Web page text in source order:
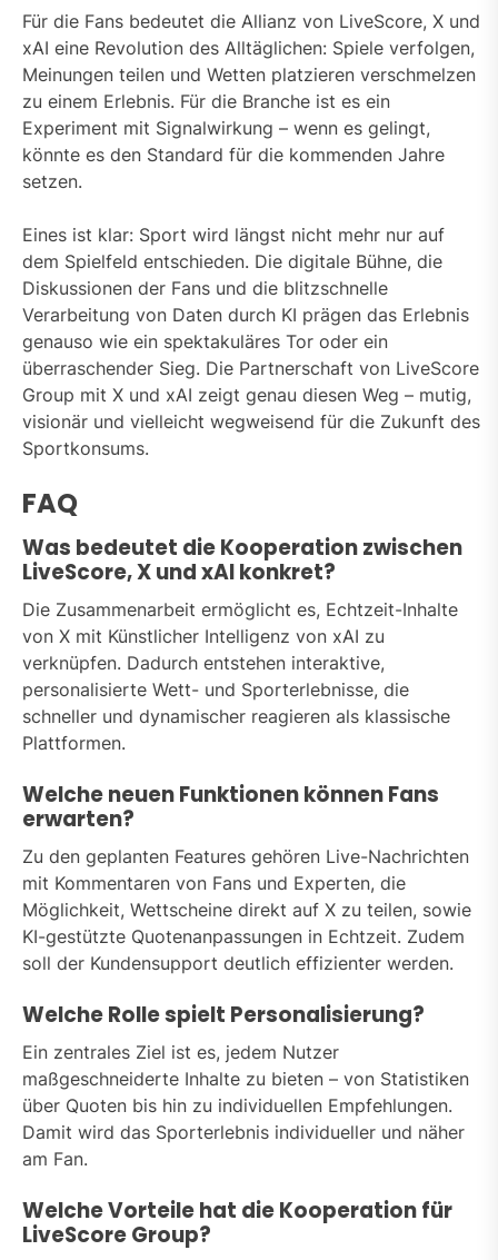
Für die Fans bedeutet die Allianz von LiveScore, X und
xAI eine Revolution des Alltäglichen: Spiele verfolgen,
Meinungen teilen und Wetten platzieren verschmelzen
zu einem Erlebnis. Für die Branche ist es ein
Experiment mit Signalwirkung – wenn es gelingt,
könnte es den Standard für die kommenden Jahre
setzen.
Eines ist klar: Sport wird längst nicht mehr nur auf
dem Spielfeld entschieden. Die digitale Bühne, die
Diskussionen der Fans und die blitzschnelle
Verarbeitung von Daten durch KI prägen das Erlebnis
genauso wie ein spektakuläres Tor oder ein
überraschender Sieg. Die Partnerschaft von LiveScore
Group mit X und xAI zeigt genau diesen Weg – mutig,
visionär und vielleicht wegweisend für die Zukunft des
Sportkonsums.
FAQ
Was bedeutet die Kooperation zwischen
LiveScore, X und xAI konkret?
Die Zusammenarbeit ermöglicht es, Echtzeit-Inhalte
von X mit Künstlicher Intelligenz von xAI zu
verknüpfen. Dadurch entstehen interaktive,
personalisierte Wett- und Sporterlebnisse, die
schneller und dynamischer reagieren als klassische
Plattformen.
Welche neuen Funktionen können Fans
erwarten?
Zu den geplanten Features gehören Live-Nachrichten
mit Kommentaren von Fans und Experten, die
Möglichkeit, Wettscheine direkt auf X zu teilen, sowie
KI-gestützte Quotenanpassungen in Echtzeit. Zudem
soll der Kundensupport deutlich effizienter werden.
Welche Rolle spielt Personalisierung?
Ein zentrales Ziel ist es, jedem Nutzer
maßgeschneiderte Inhalte zu bieten – von Statistiken
über Quoten bis hin zu individuellen Empfehlungen.
Damit wird das Sporterlebnis individueller und näher
am Fan.
Welche Vorteile hat die Kooperation für
LiveScore Group?